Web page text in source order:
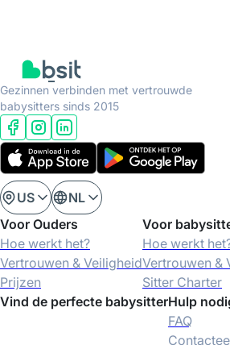
Gezinnen verbinden met vertrouwde
babysitters sinds 2015
US
NL
Voor Ouders
Hoe werkt het?
Vertrouwen & Veiligheid
Prijzen
Voor
Hoe werkt
Vertrouwen &
Sitter Charter
Vind de perfecte babysitterHulp
FAQ